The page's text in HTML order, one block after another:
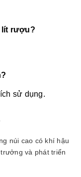
lít rượu?
sử dụng.
núi cao có khí hậu
và phát triển